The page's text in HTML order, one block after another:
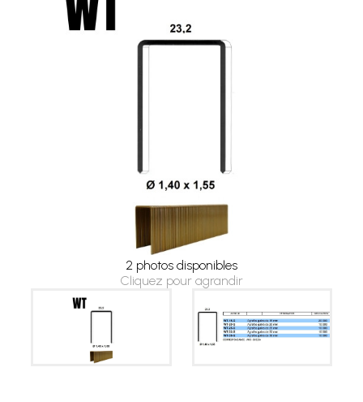
2 photos disponibles
Cliquez pour agrandir